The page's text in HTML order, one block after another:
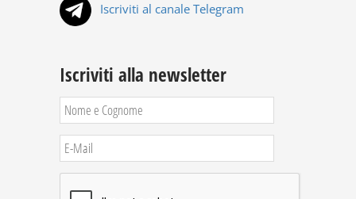
Iscriviti al canale Telegram
Iscriviti alla newsletter